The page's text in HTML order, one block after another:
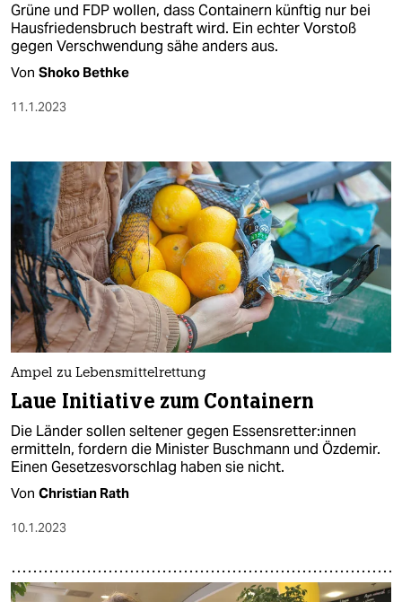
Grüne und FDP wollen, dass Containern künftig nur bei
Hausfriedensbruch bestraft wird. Ein echter Vorstoß
gegen Verschwendung sähe anders aus.
Von Shoko Bethke
11.1.2023
Ampel zu Lebensmittelrettung
Laue Initiative zum Containern
Die Länder sollen seltener gegen Es­sens­ret­te­r:in­nen
ermitteln, fordern die Minister Buschmann und Özdemir.
Einen Gesetzesvorschlag haben sie nicht.
Von Christian Rath
10.1.2023